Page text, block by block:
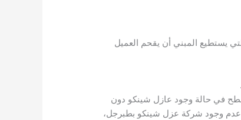
يستطيع المبني أن يقحم العميل
في حالة وجود عازل شينكو دون
عدم وجود شركة عزل شينكو بطبرجل،